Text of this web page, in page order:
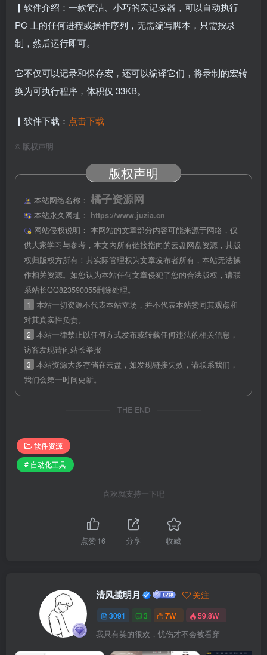
▎软件介绍：一款简洁、小巧的宏记录器，可以自动执行
PC 上的任何进程或操作序列，无需编写脚本，只需按录
制，然后运行即可。
它不仅可以记录和保存宏，还可以编译它们，将录制的宏转
换为可执行程序，体积仅 33KB。
▎软件下载： 点击下载
© 版权声明
版权声明
本站网络名称： 橘子资源网
本站永久网址：
https://www.juzia.cn
网站侵权说明： 本网站的文章部分内容可能来源于网络，仅
供大家学习与参考，本文内所有链接指向的云盘网盘资源，其版
权归版权方所有！其实际管理权为文章发布者所有，本站无法操
作相关资源。如您认为本站任何文章侵犯了您的合法版权，请联
系站长QQ823590055删除处理。
1
本站一切资源不代表本站立场，并不代表本站赞同其观点和
对其真实性负责。
2 本站一律禁止以任何方式发布或转载任何违法的相关信息，
访客发现请向站长举报
3 本站资源大多存储在云盘，如发现链接失效，请联系我们，
我们会第一时间更新。
THE END
软件资源
# 自动化工具
喜欢就支持一下吧
点赞16 分享 收藏
清风揽明月 关注
3091 3 7W+ 59.8W+
我只有笑的很欢，忧伤才不会被看穿